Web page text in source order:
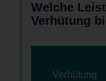
Welche
Verhütung
Verhütung